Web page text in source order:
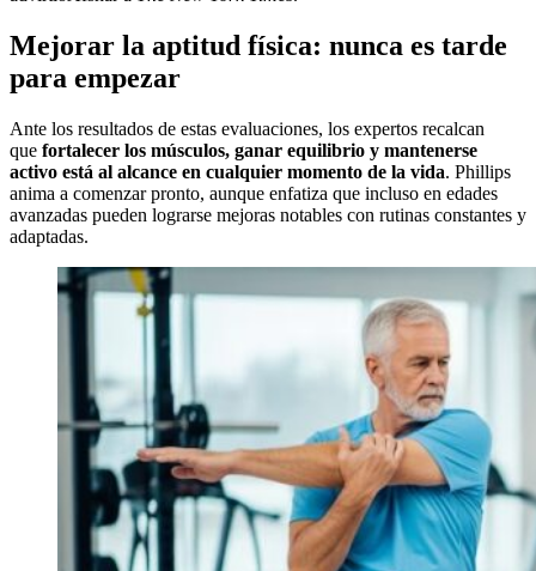
Mejorar la aptitud física: nunca es tarde
para empezar
Ante los resultados de estas evaluaciones, los expertos recalcan
que fortalecer los músculos, ganar equilibrio y mantenerse
activo está al alcance en cualquier momento de la vida. Phillips
anima a comenzar pronto, aunque enfatiza que incluso en edades
avanzadas pueden lograrse mejoras notables con rutinas constantes y
adaptadas.